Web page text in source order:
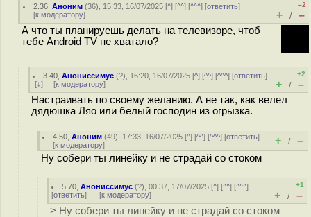
2.36 ,Аноним (36), 15:33, 16/07/2025 [^] [^^] [^^^] [ответить]
[к модератору]
–2
+ / –
А что ты планируешь делать на телевизоре, чтоб
тебе Android TV не хватало?
3.40 ,Анониссимус (?), 16:20, 16/07/2025 [^] [^^] [^^^] [ответить]
[↓] [к модератору]
+2
+ / –
Настраивать по своему желанию. А не так, как велел
дядюшка Ляо или белый господин из огрызка.
4.50 ,Аноним (49), 17:33, 16/07/2025 [^] [^^] [^^^] [ответить]
[к модератору] + / –
Ну собери ты линейку и не страдай со стоком
5.70 ,Анониссимус (?), 00:37, 17/07/2025 [^] [^^] [^^^]
[ответить] [к модератору]
+1
+ / –
> Ну собери ты линейку и не страдай со стоком